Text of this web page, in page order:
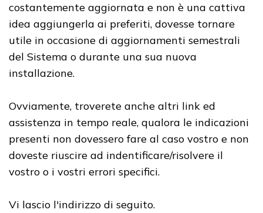
costantemente aggiornata e non è una cattiva
idea aggiungerla ai preferiti, dovesse tornare
utile in occasione di aggiornamenti semestrali
del Sistema o durante una sua nuova
installazione.
Ovviamente, troverete anche altri link ed
assistenza in tempo reale, qualora le indicazioni
presenti non dovessero fare al caso vostro e non
doveste riuscire ad indentificare/risolvere il
vostro o i vostri errori specifici.
Vi lascio l'indirizzo di seguito.